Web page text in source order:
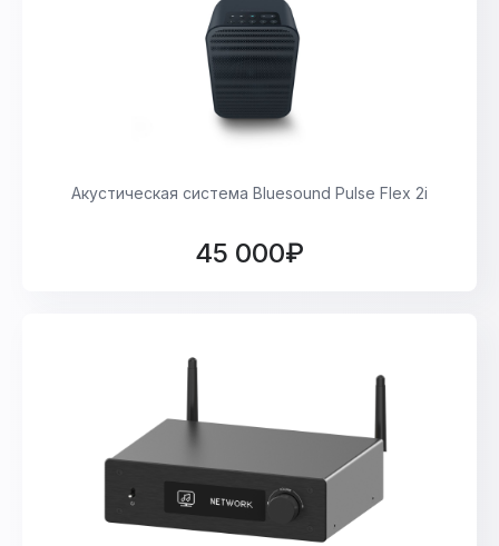
Акустическая система Bluesound Pulse Flex 2i
45 000₽